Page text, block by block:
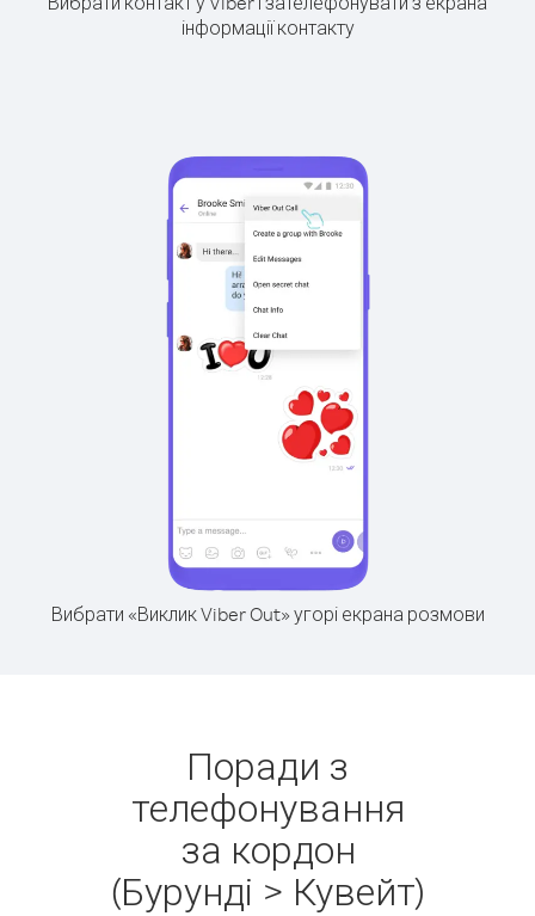
інформації контакту
Вибрати «Виклик Viber Out» угорі екрана розмови
Поради з
телефонування
за кордон
(Бурунді > Кувейт)